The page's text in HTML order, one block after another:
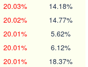
20.03% 14.18%
20.02% 14.77%
20.01% 5.62%
20.01% 6.12%
20.01% 18.37%